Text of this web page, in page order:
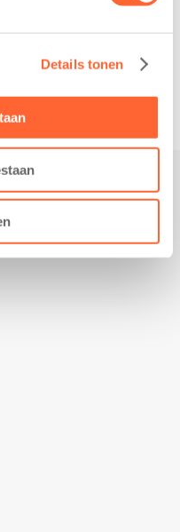
Details tonen
Leeuwarden Zuid.